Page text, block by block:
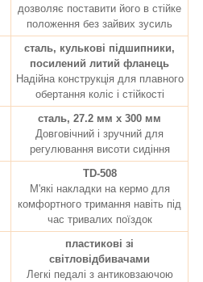
дозволяє поставити його в стійке
положення без зайвих зусиль
сталь, кулькові підшипники,
посилений литий фланець
Надійна конструкція для плавного
обертання коліс і стійкості
сталь, 27.2 мм х 300 мм
Довговічний і зручний для
регулювання висоти сидіння
TD-508
М'які накладки на кермо для
комфортного тримання навіть під
час тривалих поїздок
пластикові зі
світловідбивачами
Легкі педалі з антиковзаючою